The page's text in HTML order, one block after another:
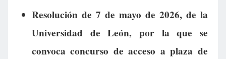
Resolución de 7 de mayo de 2026, de la
Universidad de León, por la que se
convoca concurso de acceso a plaza de